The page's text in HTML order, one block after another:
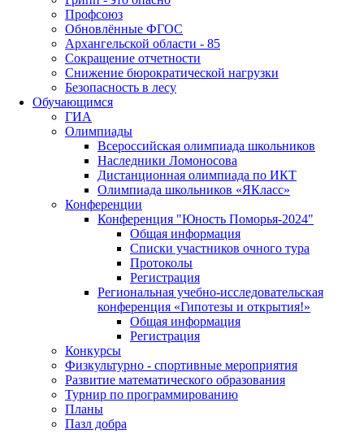
Профсоюз
Обновлённые ФГОС
Архангельской области - 85
Сокращение отчетности
Снижение бюрократической нагрузки
Безопасность в лесу
Обучающимся
ГИА
Олимпиады
Всероссийская олимпиада школьников
Наследники Ломоносова
Дистанционная олимпиада по ИКТ
Олимпиада школьников «ЯКласс»
Конференции
Конференция "Юность Поморья-2024"
Общая информация
Списки участников очного тура
Протоколы
Регистрация
Региональная учебно-исследовательская
конференция «Гипотезы и открытия!»
Общая информация
Регистрация
Конкурсы
Физкультурно - спортивные мероприятия
Развитие математического образования
Турнир по программированию
Планы
Пазл добра